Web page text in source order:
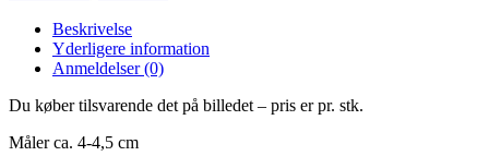
Beskrivelse
Yderligere information
Anmeldelser (0)
Du køber tilsvarende det på billedet – pris er pr. stk.
Måler ca. 4-4,5 cm